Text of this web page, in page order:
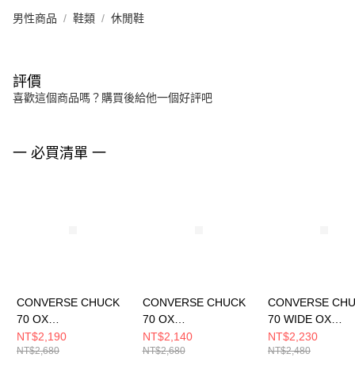
男性商品 鞋類 休閒鞋
評價
喜歡這個商品嗎？購買後給他一個好評吧
一 必買清單 一
CONVERSE CHUCK
70 OX
UTILITY/SWAMP
CORE/EGRET 休閒鞋
NT$2,190
NT$2,680
CONVERSE CHUCK
70 OX
PAPYRUS/EGRET/BL
ACK 男女 休閒鞋
NT$2,140
NT$2,680
CONVERSE
70 WIDE OX
BLACK/BLACK/
T 男女 休閒鞋
NT$2,230
NT$2,480